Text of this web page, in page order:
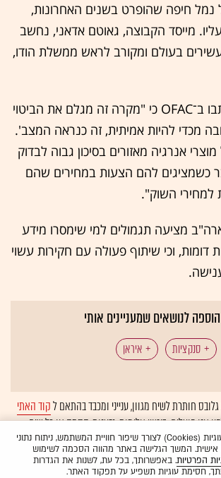
חיפה שהופרט בשנים האחרונות,
מייסד הקבוצה, גאוטם אדאני, נחשב
בעולם ומקורב לראש ממשלת הודו,
בסיכום האירוע כתבו ב־OFAC כי "מקרה זה מגלם את הביטוי
מכדי להיות אמיתית, זה כנראה המצב'.
אנרגיה מאזורים בסיכון גבוה לבדוק
כשמציגים להם הצעות במחירים שהם
השוק".
ארה"ב מציעה תגמולים למי שימסרו מידע
דומות, וכי שיתוף פעולה עם חקירות עשוי
הוספה לנושאים שמעניינים אותי
סנקציות איראן
חותרת לשיח מגוון, ענייני ומכבד בהתאם לקוד האתי
אנו פועלים. ביטויי אלימות, גזענות, הסתה או כל שיח
בצורהאוטומטיתולא יפורסמו באתר.
האתר עושה שימוש בעוגיות (Cookies) לצורך שיפור חוויית המשתמש, ניתוח נתוני
אישית. המשך הגלישה באתר מהווה הסכמה לשימוש
הפרטיות. באפשרותך, בכל עת, לשנות את הגדרות
חסימת עוגיות תשפיע על תפקוד האתר.